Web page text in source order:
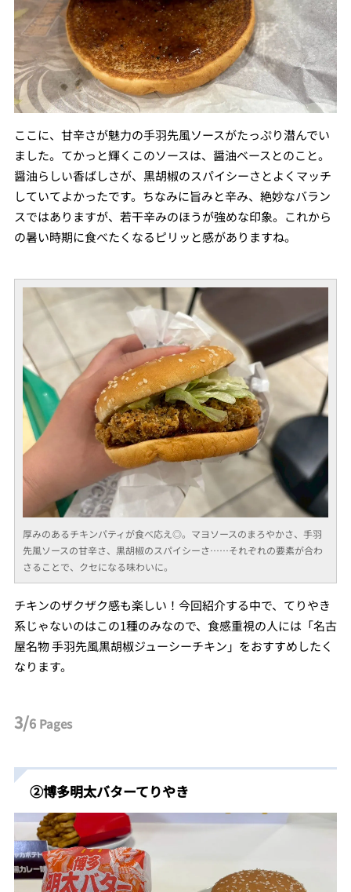
ここに、甘辛さが魅力の手羽先風ソースがたっぷり潜んでい
ました。てかっと輝くこのソースは、醤油ベースとのこと。
醤油らしい香ばしさが、黒胡椒のスパイシーさとよくマッチ
していてよかったです。ちなみに旨みと辛み、絶妙なバラン
スではありますが、若干辛みのほうが強めな印象。これから
の暑い時期に食べたくなるピリッと感がありますね。
厚みのあるチキンパティが食べ応え◎。マヨソースのまろやかさ、手羽
先風ソースの甘辛さ、黒胡椒のスパイシーさ……それぞれの要素が合わ
さることで、クセになる味わいに。
チキンのザクザク感も楽しい！今回紹介する中で、てりやき
系じゃないのはこの1種のみなので、食感重視の人には「名古
屋名物 手羽先風黒胡椒ジューシーチキン」をおすすめしたく
なります。
3/6 Pages
②博多明太バターてりやき